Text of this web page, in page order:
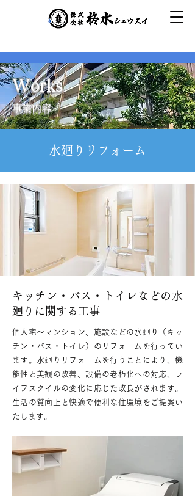
Works
事業内容
水廻りリフォーム
キッチン・バス・トイレなどの水
廻りに関する工事
個人宅～マンション、施設などの水廻り（キッ
チン・バス・トイレ）のリフォームを行ってい
ます。水廻りリフォームを行うことにより、機
能性と美観の改善、設備の老朽化への対応、ラ
イフスタイルの変化に応じた改良がされます。
生活の質向上と快適で便利な住環境をご提案い
たします。